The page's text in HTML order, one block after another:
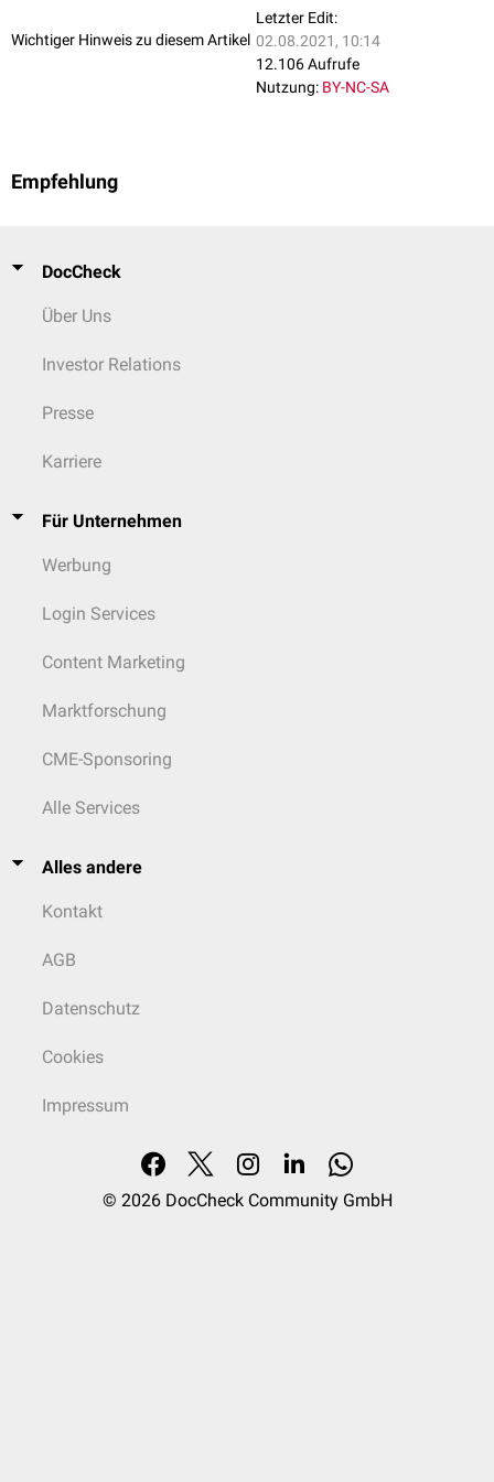
Wichtiger Hinweis zu diesem Artikel
Letzter Edit:
02.08.2021, 10:14
12.106 Aufrufe
Nutzung: BY-NC-SA
Empfehlung
DocCheck
Über Uns
Investor Relations
Presse
Karriere
Für Unternehmen
Werbung
Login Services
Content Marketing
Marktforschung
CME-Sponsoring
Alle Services
Alles andere
Kontakt
AGB
Datenschutz
Cookies
Impressum
© 2026 DocCheck Community GmbH